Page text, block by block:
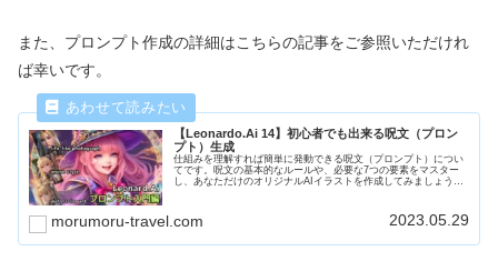
また、プロンプト作成の詳細はこちらの記事をご参照いただけれ
ば幸いです。
【Leonardo.Ai 14】初心者でも出来る呪文（プロン
プト）生成
仕組みを理解すれば簡単に発動できる呪文（プロンプト）につい
てです。呪文の基本的なルールや、必要な7つの要素をマスター
し、あなただけのオリジナルAIイラストを作成してみましょう。
morumoru-travel.com 2023.05.29